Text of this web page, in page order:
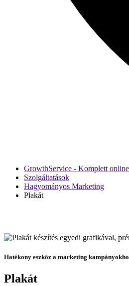
GrowthService - Komplett
Szolgáltatások
Hagyományos Marketing
Plakát
Hatékony eszköz a marketing
Plakát